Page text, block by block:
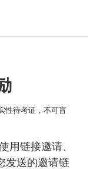
性待考证，不可盲
用链接邀请、
发送的邀请链